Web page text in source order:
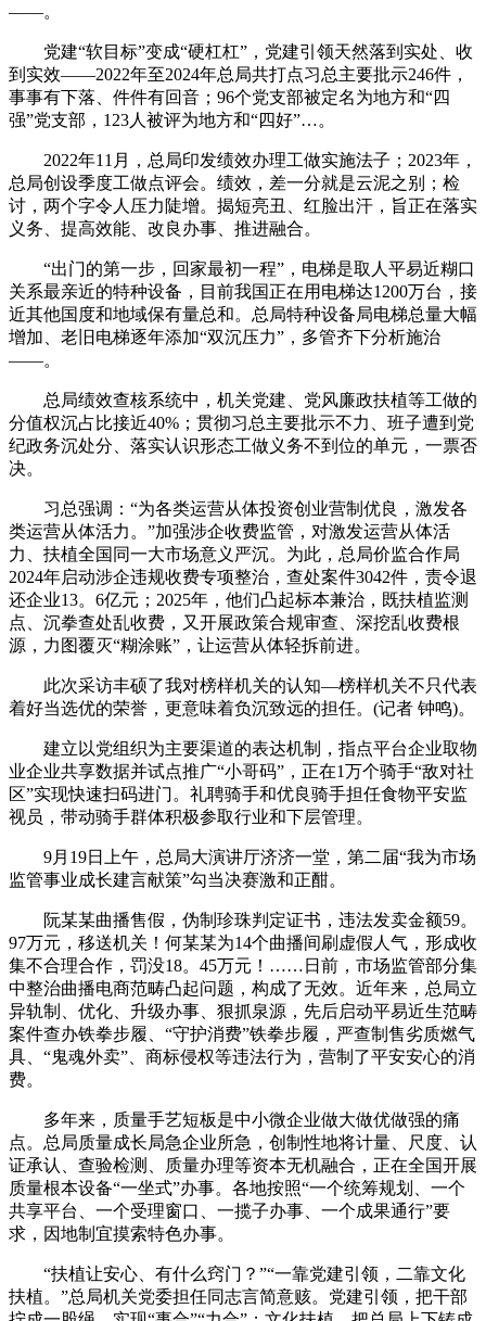
——。
党建“软目标”变成“硬杠杠”，党建引领天然落到实处、收
到实效——2022年至2024年总局共打点习总主要批示246件，
事事有下落、件件有回音；96个党支部被定名为地方和“四
强”党支部，123人被评为地方和“四好”…。
2022年11月，总局印发绩效办理工做实施法子；2023年，
总局创设季度工做点评会。绩效，差一分就是云泥之别；检
讨，两个字令人压力陡增。揭短亮丑、红脸出汗，旨正在落实
义务、提高效能、改良办事、推进融合。
“出门的第一步，回家最初一程”，电梯是取人平易近糊口
关系最亲近的特种设备，目前我国正在用电梯达1200万台，接
近其他国度和地域保有量总和。总局特种设备局电梯总量大幅
增加、老旧电梯逐年添加“双沉压力”，多管齐下分析施治
——。
总局绩效查核系统中，机关党建、党风廉政扶植等工做的
分值权沉占比接近40%；贯彻习总主要批示不力、班子遭到党
纪政务沉处分、落实认识形态工做义务不到位的单元，一票否
决。
习总强调：“为各类运营从体投资创业营制优良，激发各
类运营从体活力。”加强涉企收费监管，对激发运营从体活
力、扶植全国同一大市场意义严沉。为此，总局价监合作局
2024年启动涉企违规收费专项整治，查处案件3042件，责令退
还企业13。6亿元；2025年，他们凸起标本兼治，既扶植监测
点、沉拳查处乱收费，又开展政策合规审查、深挖乱收费根
源，力图覆灭“糊涂账”，让运营从体轻拆前进。
此次采访丰硕了我对榜样机关的认知—榜样机关不只代表
着好当选优的荣誉，更意味着负沉致远的担任。(记者 钟鸣)。
建立以党组织为主要渠道的表达机制，指点平台企业取物
业企业共享数据并试点推广“小哥码”，正在1万个骑手“敌对社
区”实现快速扫码进门。礼聘骑手和优良骑手担任食物平安监
视员，带动骑手群体积极参取行业和下层管理。
9月19日上午，总局大演讲厅济济一堂，第二届“我为市场
监管事业成长建言献策”勾当决赛激和正酣。
阮某某曲播售假，伪制珍珠判定证书，违法发卖金额59。
97万元，移送机关！何某某为14个曲播间刷虚假人气，形成收
集不合理合作，罚没18。45万元！……日前，市场监管部分集
中整治曲播电商范畴凸起问题，构成了无效。近年来，总局立
异轨制、优化、升级办事、狠抓泉源，先后启动平易近生范畴
案件查办铁拳步履、“守护消费”铁拳步履，严查制售劣质燃气
具、“鬼魂外卖”、商标侵权等违法行为，营制了平安安心的消
费。
多年来，质量手艺短板是中小微企业做大做优做强的痛
点。总局质量成长局急企业所急，创制性地将计量、尺度、认
证承认、查验检测、质量办理等资本无机融合，正在全国开展
质量根本设备“一坐式”办事。各地按照“一个统筹规划、一个
共享平台、一个受理窗口、一揽子办事、一个成果通行”要
求，因地制宜摸索特色办事。
“扶植让安心、有什么窍门？”“一靠党建引领，二靠文化
扶植。”总局机关党委担任同志言简意赅。党建引领，把干部